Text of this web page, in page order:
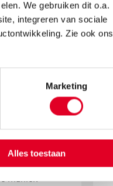
We gebruiken dit o.a.
integreren van sociale
Zie ook ons
Marketing
Alles toestaan
met de tafels
kan
heel leuke,
manier.